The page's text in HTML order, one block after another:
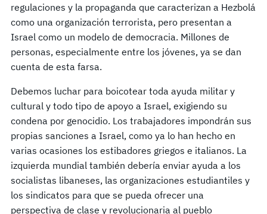
regulaciones y la propaganda que caracterizan a Hezbolá
como una organización terrorista, pero presentan a
Israel como un modelo de democracia. Millones de
personas, especialmente entre los jóvenes, ya se dan
cuenta de esta farsa.
Debemos luchar para boicotear toda ayuda militar y
cultural y todo tipo de apoyo a Israel, exigiendo su
condena por genocidio. Los trabajadores impondrán sus
propias sanciones a Israel, como ya lo han hecho en
varias ocasiones los estibadores griegos e italianos. La
izquierda mundial también debería enviar ayuda a los
socialistas libaneses, las organizaciones estudiantiles y
los sindicatos para que se pueda ofrecer una
perspectiva de clase y revolucionaria al pueblo